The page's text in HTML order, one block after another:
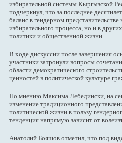
избирательной системы Кыргызской
подчеркнул, что за последнее
баланс в гендерном представительстве
избирательного процесса, но и в
политики и общественной жизни.
В ходе дискуссии после завершения
участники затронули вопросы
области демократического
ценностей в политической культуре
По мнению Максима Лебедински, на
изменение традиционного
политической жизни в пользу
тенденция напрямую зависит от
Анатолий Бояшов отметил, что под